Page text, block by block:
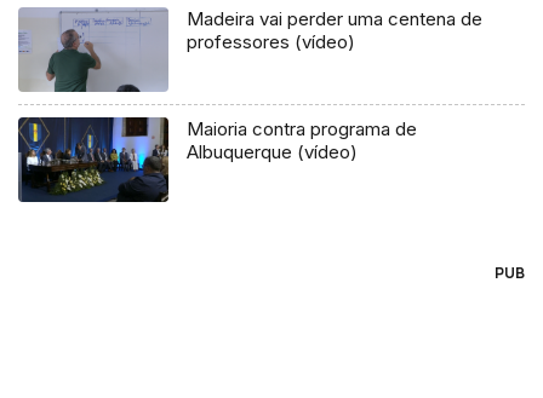
Madeira vai perder uma centena de
professores (vídeo)
Maioria contra programa de
Albuquerque (vídeo)
PUB